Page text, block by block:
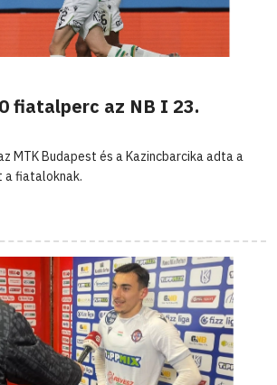
fiatalperc az NB I 23.
MTK Budapest és a Kazincbarcika adta a
fiataloknak.